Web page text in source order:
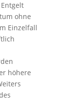
ohne
Einzelfall
höhere